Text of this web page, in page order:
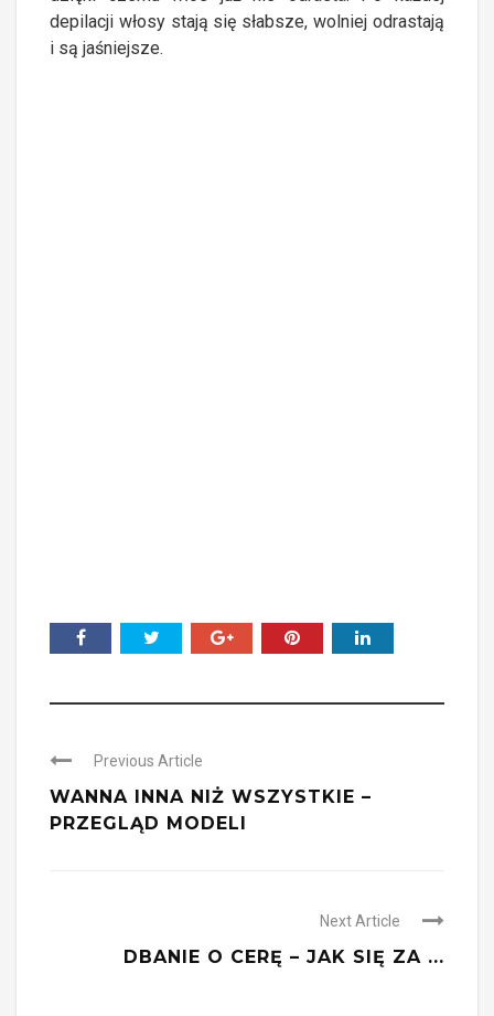
depilacji włosy stają się słabsze, wolniej odrastają
i są jaśniejsze.
Previous Article
WANNA INNA NIŻ WSZYSTKIE –
PRZEGLĄD MODELI
Next Article
DBANIE O CERĘ – JAK SIĘ ZA ...